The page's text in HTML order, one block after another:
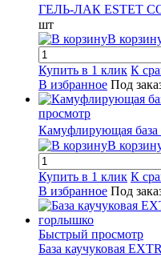
ГЕЛЬ-ЛАК ESTET
шт
В
Купить в 1 клик К
В избранное Под
просмотр
Камуфлирующая
В
Купить в 1 клик К
В избранное Под
Быстрый просмотр
База каучуковая